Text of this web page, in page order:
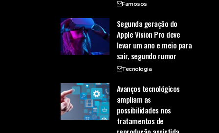
Famosos
Segunda geração do
Apple Vision Pro deve
levar um ano e meio para
sair, segundo rumor
Tecnologia
Avanços tecnológicos
ampliam as
possibilidades nos
tratamentos de